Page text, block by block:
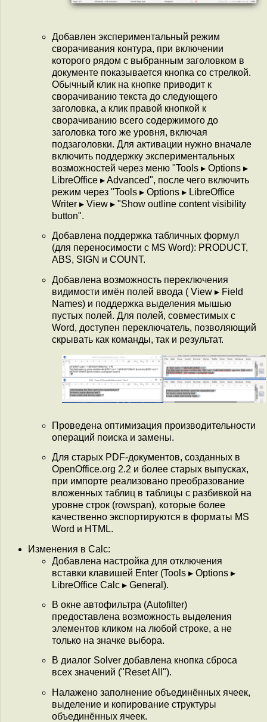
Добавлен экспериментальный режим
сворачивания контура, при включении
которого рядом с выбранным заголовком в
документе показывается кнопка со стрелкой.
Обычный клик на кнопке приводит к
сворачиванию текста до следующего
заголовка, а клик правой кнопкой к
сворачиванию всего содержимого до
заголовка того же уровня, включая
подзаголовки. Для активации нужно вначале
включить поддержку экспериментальных
возможностей через меню "Tools ▸ Options ▸
LibreOffice ▸ Advanced", после чего включить
режим через "Tools ▸ Options ▸ LibreOffice
Writer ▸ View ▸ "Show outline content visibility
button".
Добавлена поддержка табличных формул
(для переносимости с MS Word): PRODUCT,
ABS, SIGN и COUNT.
Добавлена возможность переключения
видимости имён полей ввода ( View ▸ Field
Names) и поддержка выделения мышью
пустых полей. Для полей, совместимых с
Word, доступен переключатель, позволяющий
скрывать как команды, так и результат.
Проведена оптимизация производительности
операций поиска и замены.
Для старых PDF-документов, созданных в
OpenOffice.org 2.2 и более старых выпусках,
при импорте реализовано преобразование
вложенных таблиц в таблицы с разбивкой на
уровне строк (rowspan), которые более
качественно экспортируются в форматы MS
Word и HTML.
Изменения в Calc:
Добавлена настройка для отключения
вставки клавишей Enter (Tools ▸ Options ▸
LibreOffice Calc ▸ General).
В окне автофильтра (Autofilter)
предоставлена возможность выделения
элементов кликом на любой строке, а не
только на значке выбора.
В диалог Solver добавлена кнопка сброса
всех значений ("Reset All").
Налажено заполнение объединённых ячеек,
выделение и копирование структуры
объединённых ячеек.